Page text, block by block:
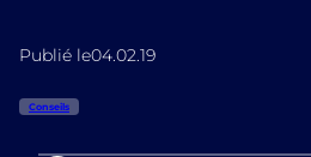
Publié le04.02.19
Conseils